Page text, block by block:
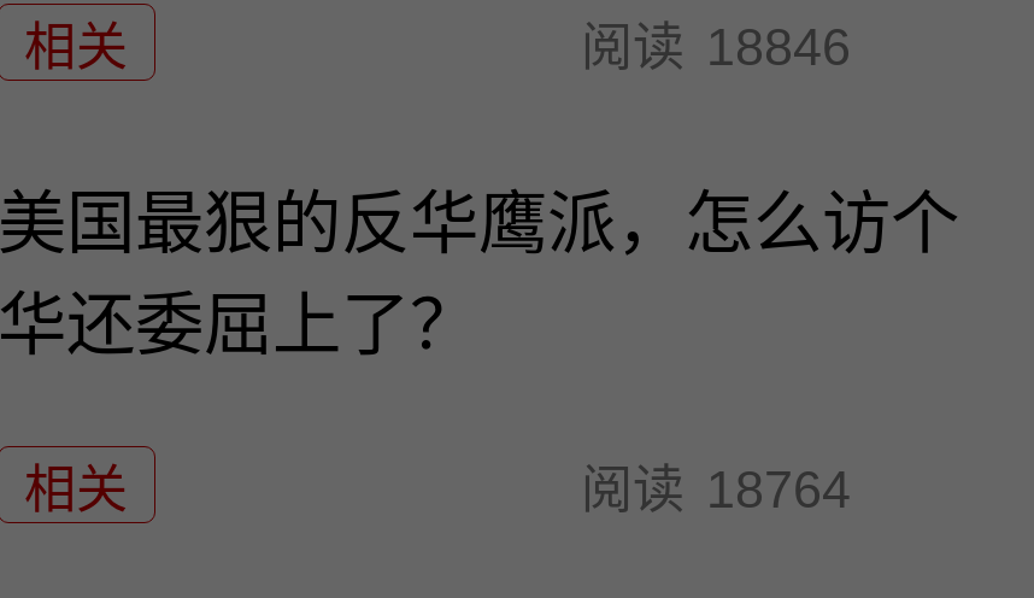
相关 阅读 18846
美国最狠的反华鹰派，怎么访个
华还委屈上了？
相关 阅读 18764